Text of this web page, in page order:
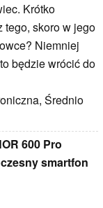
Krótko
tego, skoro w jego
Niemniej
będzie wrócić do
Średnio
600 Pro
smartfon